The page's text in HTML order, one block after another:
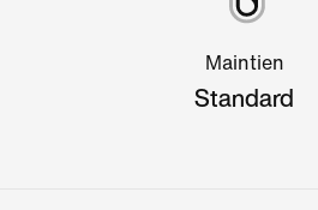
Maintien
Standard